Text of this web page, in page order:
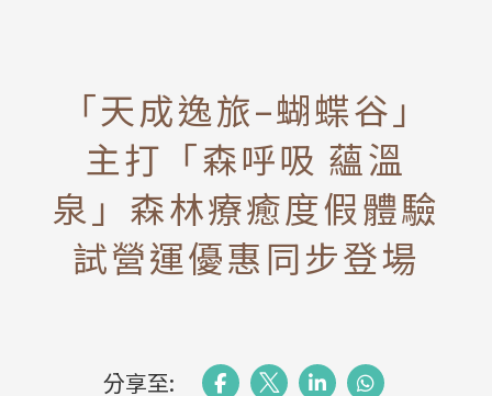
「天成逸旅–蝴蝶谷」
主打「森呼吸 蘊溫
泉」森林療癒度假體驗
試營運優惠同步登場
分享至: